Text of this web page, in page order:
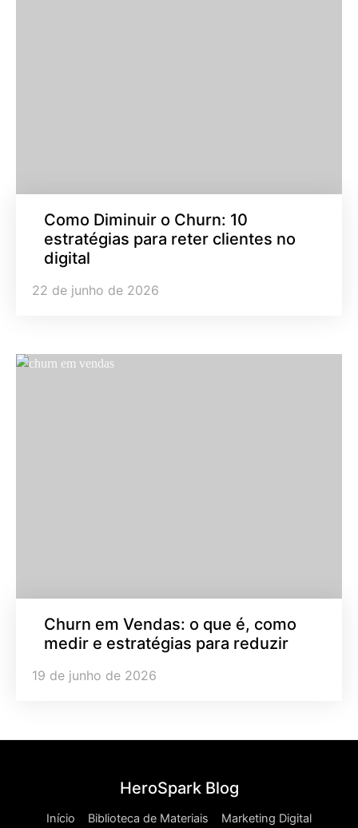
Como Diminuir o Churn: 10
estratégias para reter clientes no
digital
22 de junho de 2026
Churn em Vendas: o que é, como
medir e estratégias para reduzir
19 de junho de 2026
Início Biblioteca de Materiais
Marketing Digital
HeroSpark Blog